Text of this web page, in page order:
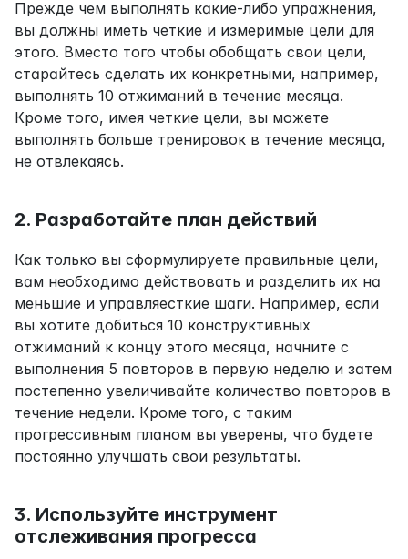
Прежде чем выполнять какие-либо упражнения,
вы должны иметь четкие и измеримые цели для
этого. Вместо того чтобы обобщать свои цели,
старайтесь сделать их конкретными, например,
выполнять 10 отжиманий в течение месяца.
Кроме того, имея четкие цели, вы можете
выполнять больше тренировок в течение месяца,
не отвлекаясь.
2. Разработайте план действий
Как только вы сформулируете правильные цели,
вам необходимо действовать и разделить их на
меньшие и управляесткие шаги. Например, если
вы хотите добиться 10 конструктивных
отжиманий к концу этого месяца, начните с
выполнения 5 повторов в первую неделю и затем
постепенно увеличивайте количество повторов в
течение недели. Кроме того, с таким
прогрессивным планом вы уверены, что будете
постоянно улучшать свои результаты.
3. Используйте инструмент
отслеживания прогресса